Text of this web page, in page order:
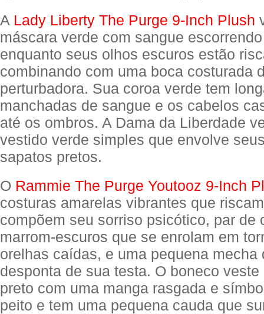
A Lady Liberty The Purge 9-Inch Plush
máscara verde com sangue
enquanto seus olhos escuros estão
combinando com uma boca costurada
perturbadora. Sua coroa verde tem
manchadas de sangue e os cabelos
até os ombros. A Dama da Liberdade
vestido verde simples que envolve
sapatos pretos.
O Rammie The Purge Youtooz 9-Inch
costuras amarelas vibrantes que
compõem seu sorriso psicótico, par de
marrom-escuros que se enrolam em
orelhas caídas, e uma pequena mecha
desponta de sua testa. O boneco
preto com uma manga rasgada e
peito e tem uma pequena cauda que